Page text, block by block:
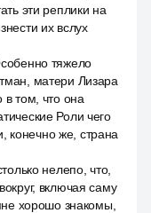
эти реплики на
их вслух
тяжело
матери Лизара
в том, что она
Роли чего
конечно же, страна
нелепо, что,
включая саму
хорошо знакомы,